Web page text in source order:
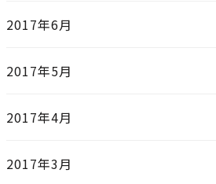
2017年6月
2017年5月
2017年4月
2017年3月